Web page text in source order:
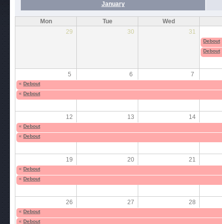
January
Mon Tue
Wed
29
30 31
Debout
Debout
5 6 7
« Debout
« Debout
12 13 14
« Debout
« Debout
19 20 21
« Debout
« Debout
26 27 28
« Debout
« Debout